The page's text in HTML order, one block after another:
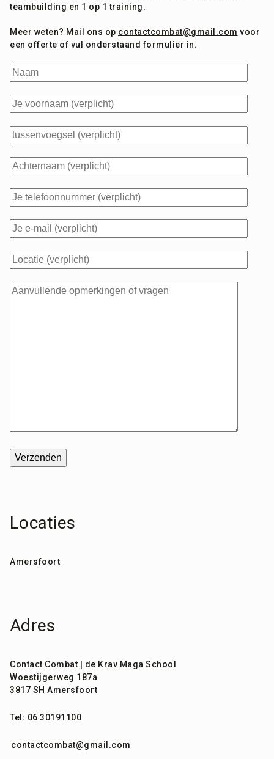
teambuilding en 1 op 1 training.
Meer weten? Mail ons op contactcombat@gmail.com voor
een offerte of vul onderstaand formulier in.
Locaties
Amersfoort
Adres
Contact Combat | de Krav Maga School
Woestijgerweg 187a
3817 SH Amersfoort
Tel: 06 30191100
contactcombat@gmail.com